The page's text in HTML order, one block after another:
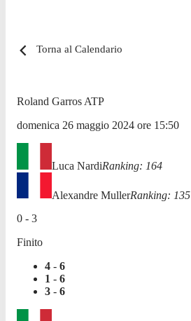
Torna al Calendario
Roland Garros ATP
domenica 26 maggio 2024 ore 15:50
Luca NardiRanking: 164
Alexandre MullerRanking: 135
0 - 3
Finito
4 - 6
1 - 6
3 - 6